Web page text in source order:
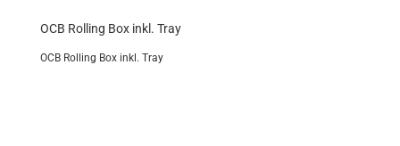
OCB Rol­ling Box inkl. Tray
OCB Rol­ling Box inkl. Tray